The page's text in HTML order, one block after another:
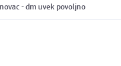
- dm uvek povoljno